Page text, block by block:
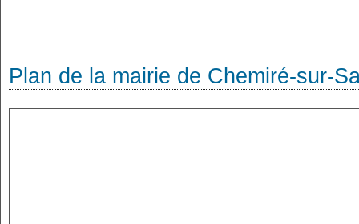
Plan de la mairie de Chemiré-sur-